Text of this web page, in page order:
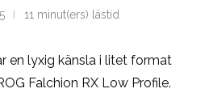
11 minut(ers) lästid
en lyxig känsla i litet format
Falchion RX Low Profile.